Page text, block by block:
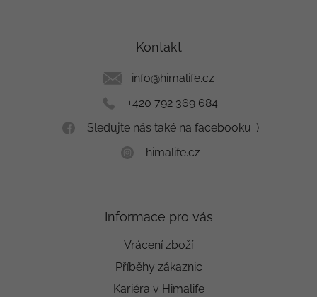
Kontakt
info@himalife.cz
+420 792 369 684
Sledujte nás také na facebooku :)
himalife.cz
Informace pro vás
Vrácení zboží
Příběhy zákaznic
Kariéra v Himalife